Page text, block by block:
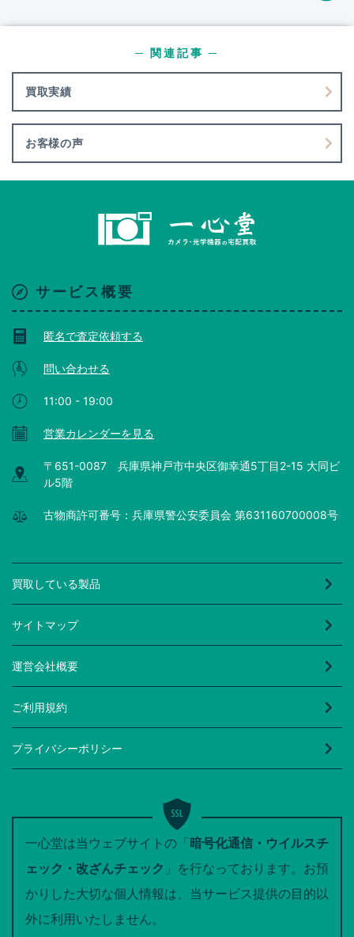
買取実績
─ 関連記事 ─
お客様の声
サービス概要
匿名で査定依頼する
問い合わせる
11:00 - 19:00
営業カレンダーを見る
〒651-0087 兵庫県神戸市中央区御幸通5丁目2-15 大同ビ
ル5階
古物商許可番号：兵庫県警公安委員会 第631160700008号
買取している製品
サイトマップ
運営会社概要
ご利用規約
プライバシーポリシー
一心堂は当ウェブサイトの「暗号化通信・ウイルスチ
ェック・改ざんチェック 」を行なっております。お預
かりした大切な個人情報は、当サービス提供の目的以
外に利用いたしません。